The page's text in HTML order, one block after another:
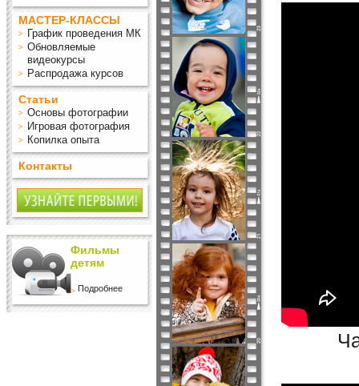
МАСТЕР-КЛАССЫ
График проведения МК
Обновляемые
видеокурсы
Распродажа курсов
Статьи
Основы фотографии
Игровая фотография
Копилка опыта
Контакты
Фильмы
детям
Подробнее